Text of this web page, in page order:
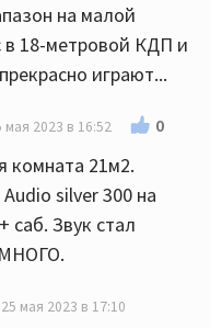
на малой
в 18-метровой КДП и
играют...
мая 2023 в 16:52 0
комната 21м2.
silver 300 на
саб. Звук стал
25 мая 2023 в 17:10